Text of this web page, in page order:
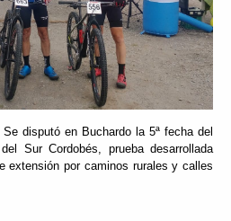
disputó en Buchardo la 5ª fecha del
Sur Cordobés, prueba desarrollada
extensión por caminos rurales y calles